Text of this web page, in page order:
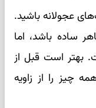
عجولانه باشید.
ساده باشد، اما
بهتر است قبل از
چیز را از زاویه